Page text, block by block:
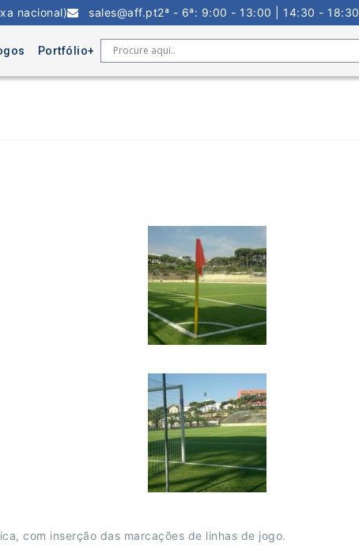
nacional) sales@aff.pt2ª - 6ª: 9:00 - 13:00 | 14:30 - 18:30
Portfólio
com inserção das marcações de linhas de jogo.